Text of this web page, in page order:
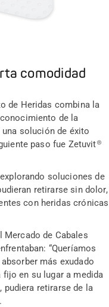
comodidad
de Heridas combina la
de la
solución de éxito
paso fue Zetuvit®
soluciones de
retirarse sin dolor,
con heridas crónicas
Mercado de Cabales
“Queríamos
más exudado
en su lugar a medida
pudiera retirarse de la